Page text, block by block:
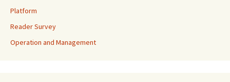
Platform
Reader Survey
Operation and Management